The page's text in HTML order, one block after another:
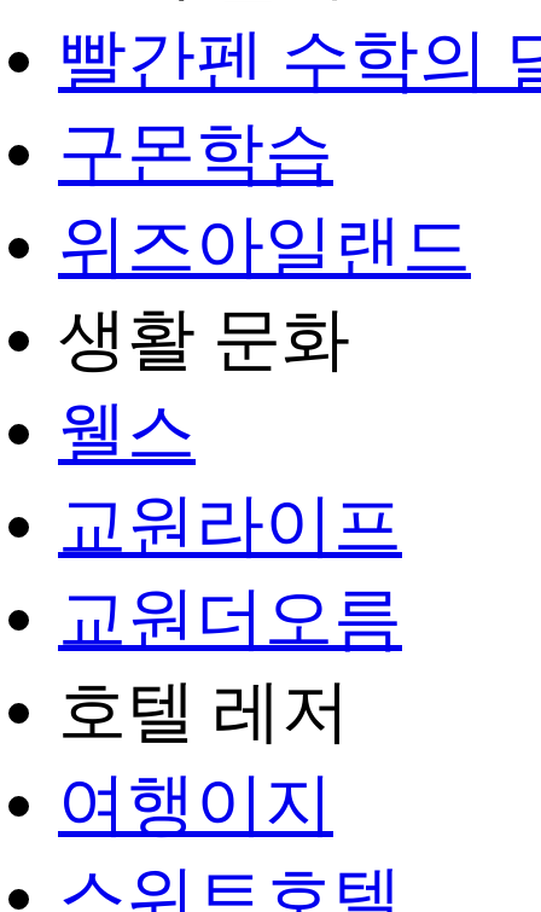
빨간펜 수학의
구몬학습
위즈아일랜드
생활 문화
웰스
교원라이프
교원더오름
호텔 레저
여행이지